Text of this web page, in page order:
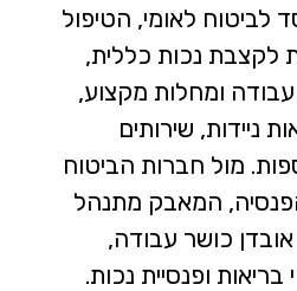
לביטוח לאומי, הטיפול
לקצבת נכות כללית,
עבודה ומחלות מקצוע,
ניידות, שירותים
מול חברות הביטוח
המאבק מתנהל
כושר עבודה,
בריאות ופנסיית נכות.